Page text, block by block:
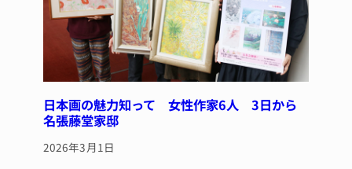
日本画の魅力知って 女性作家6人 3日から
名張藤堂家邸
2026年3月1日